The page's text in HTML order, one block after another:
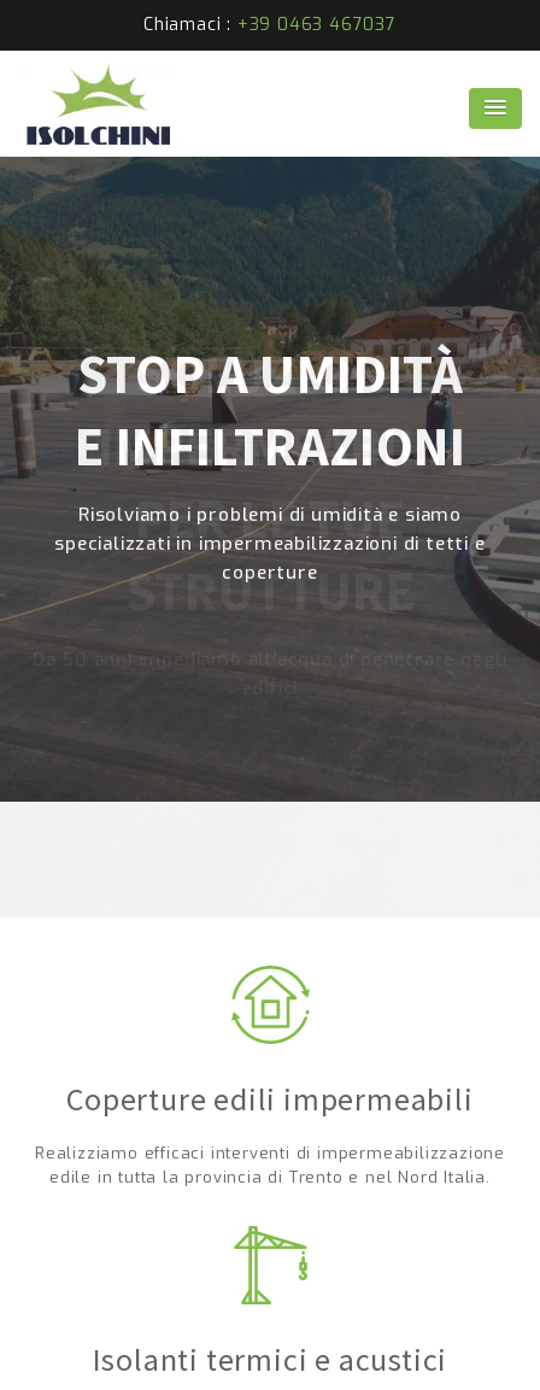
Chiamaci : +39 0463 467037
STOP A UMIDITÀ
E INFILTRAZIONI
Risolviamo i problemi di umidità e siamo
specializzati in impermeabilizzazioni di tetti e
coperture
Coperture edili impermeabili
Realizziamo efficaci interventi di impermeabilizzazione
edile in tutta la provincia di Trento e nel Nord Italia.
Isolanti termici e acustici